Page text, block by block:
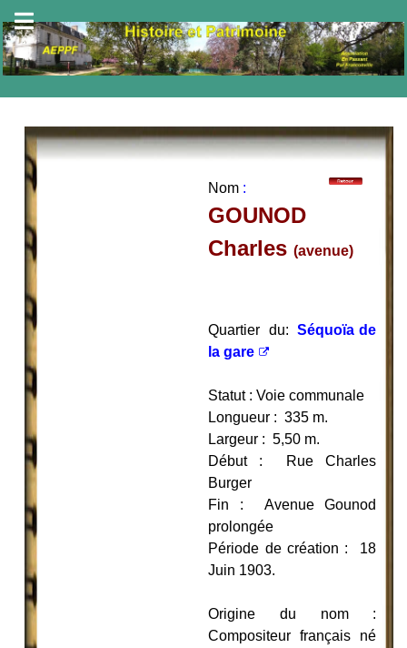
Nom :
GOUNOD
Charles(avenue)
Quartier du:Séquoïa de
la gare
Statut : Voie communale
Longueur : 335 m.
Largeur : 5,50 m.
Début : Rue Charles
Burger
Fin : Avenue Gounod
prolongée
Période de création : 18
Juin 1903.
Origine du nom :
Compositeur français né